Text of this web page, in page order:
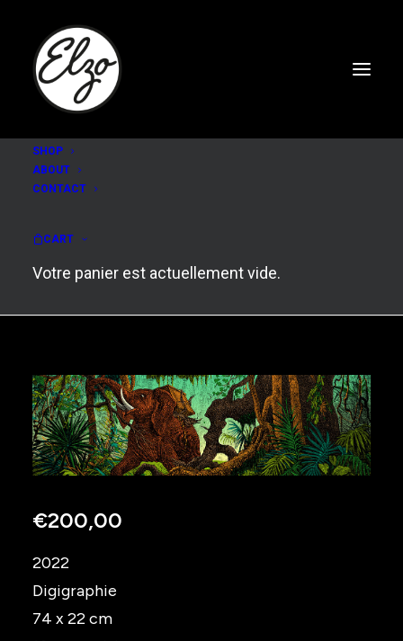
SHOP
ABOUT
CONTACT
CART
Votre panier est actuellement vide.
GREENWICH JUNGLE
#2
€200,00
2022
Digigraphie
74 x 22 cm